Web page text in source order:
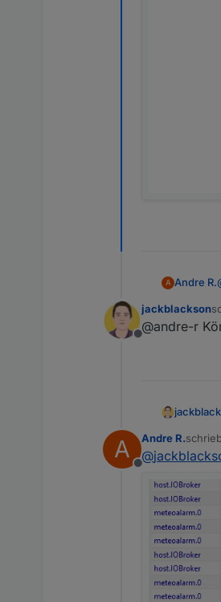
A Andre R.
Offline
jackblackson
@andre-r
A
Offline
Andre R.
@